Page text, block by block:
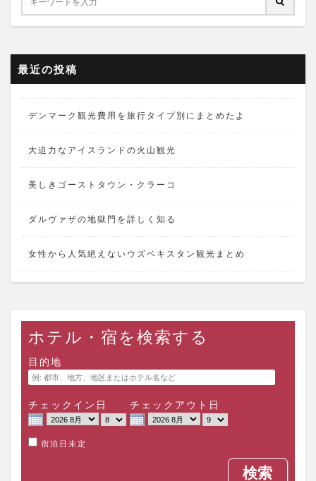
最近の投稿
デンマーク観光費用を旅行タイプ別にまとめたよ
大迫力なアイスランドの火山観光
美しきゴーストタウン・クラーコ
ダルヴァザの地獄門を詳しく知る
女性から人気絶えないウズベキスタン観光まとめ
ホテル・宿を検索する
目的地
チェックイン日 チェックアウト日
宿泊日未定